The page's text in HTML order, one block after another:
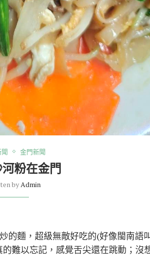
金門新聞
粉在金門
byAdmin
的麵，超級無敵好吃的(好像閩南語
難以忘記，感覺舌尖還在跳動；沒